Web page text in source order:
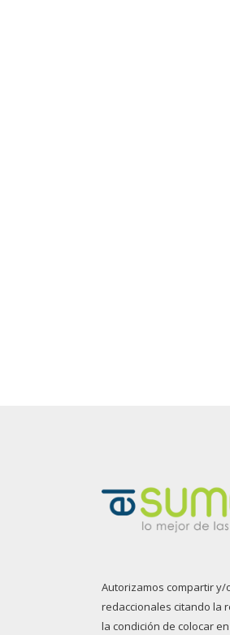
Autorizamos compartir
redaccionales citando la
la condición de colocar